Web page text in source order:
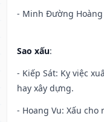
- Minh Đường Hoàng
Sao xấu:
- Kiếp Sát: Kỵ việc
hay xây dựng.
- Hoang Vu: Xấu cho